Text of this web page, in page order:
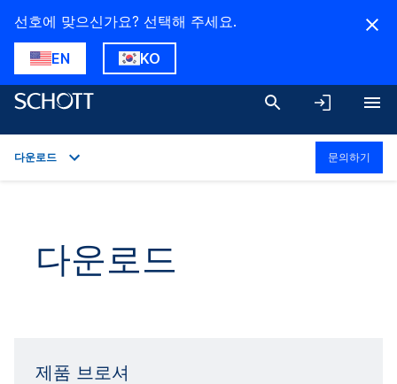
선호에 맞으신가요? 선택해 주세요.
EN KO
기술 상세정보
다운로드 문의하기
다운로드
제품 브로셔